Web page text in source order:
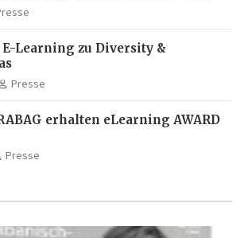
Learning zu Diversity &
Presse
erhalten eLearning AWARD
Presse